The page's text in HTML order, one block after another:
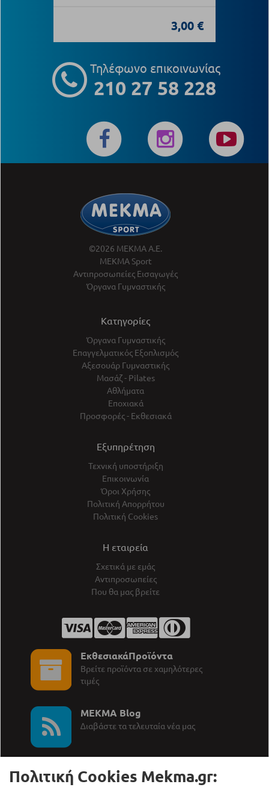
3,00 €
Τηλέφωνο επικοινωνίας
210 27 58 228
©2026 ΜΕΚΜΑ Α.Ε.
ΜΕΚΜΑ Sport
Αντιπροσωπείες Εισαγωγές
Όργανα Γυμναστικής
Κατηγορίες
Όργανα Γυμναστικής
Επαγγελματικός Εξοπλισμός
Αξεσουάρ Γυμναστικής
Μασάζ - Pilates
Αθλήματα
Εποχιακά
Προσφορές - Εκθεσιακά
Εξυπηρέτηση
Τεχνική υποστήριξη
Επικοινωνία
Όροι Χρήσης
Πολιτική Απορρήτου
Πολιτική Cookies
Η εταιρεία
Σχετικά με εμάς
Αντιπροσωπείες
Που θα μας βρείτε
ΕκθεσιακάΠροϊόντα
Βρείτε προϊόντα σε χαμηλότερες
τιμές
MEKMA Blog
∆ιαβάστε τα τελευταία νέα μας
Πολιτική Cookies Mekma.gr: